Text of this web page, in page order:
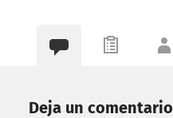
Deja un comentario